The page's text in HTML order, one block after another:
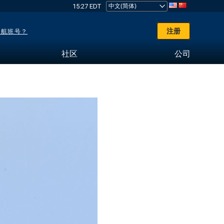
15:27 EDT
班号？ 注册
社区 公司